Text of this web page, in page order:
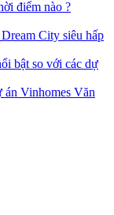
điểm nào ?
City siêu hấp
bật so với các dự
án Vinhomes Văn